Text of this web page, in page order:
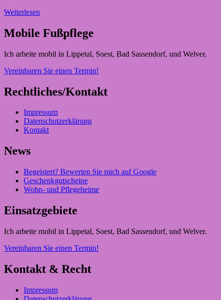
Weiterlesen
Mobile Fußpflege
Ich arbeite mobil in Lippetal, Soest, Bad Sassendorf, und Welver.
Vereinbaren Sie einen Termin!
Rechtliches/Kontakt
Impressum
Datenschutzerklärung
Kontakt
News
Begeistert? Bewerten Sie mich auf Google
Geschenkgutscheine
Wohn- und Pflegeheime
Einsatzgebiete
Ich arbeite mobil in Lippetal, Soest, Bad Sassendorf, und Welver.
Vereinbaren Sie einen Termin!
Kontakt & Recht
Impressum